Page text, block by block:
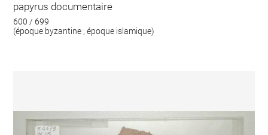
papyrus documentaire
600 / 699
(époque byzantine ; époque islamique)